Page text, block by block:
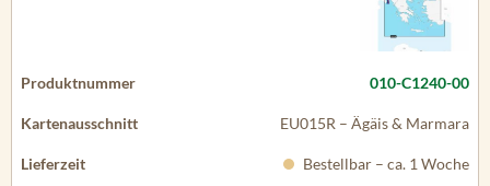
010-C1240-00
EU015R – Ägäis & Marmara
Bestellbar – ca. 1 Woche